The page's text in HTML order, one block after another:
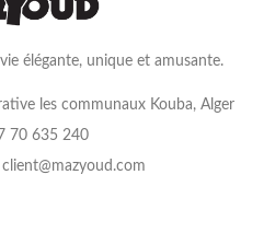
élégante, unique et amusante.
les communaux Kouba, Alger
70 635 240
:liamE